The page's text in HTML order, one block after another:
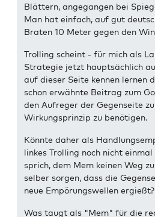
Blättern, angegangen bei
Man hat einfach, auf gut
Braten 10 Meter gegen den
Trolling scheint - für mich als
Strategie jetzt hauptsächlich
auf dieser Seite kennen lernen
schon erwähnte Beitrag zum
den Aufreger der Gegenseite
Wirkungsprinzip zu benötigen.
Könnte daher als
linkes Trolling noch nicht einmal
sprich, dem Mem keinen Weg
selber sorgen, dass die
neue Empörungswellen ergießt?
Was taugt als "Mem" für die